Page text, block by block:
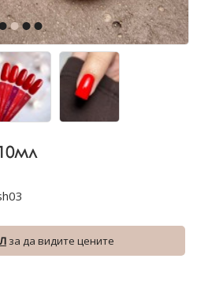
за да видите цените